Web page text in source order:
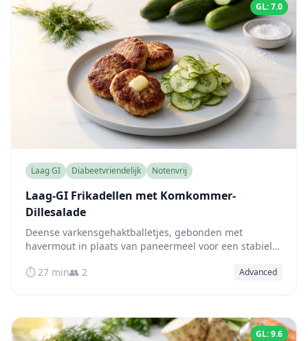
GL: 7.0
Laag GI Diabeetvriendelijk Notenvrij
Laag-GI Frikadellen met Komkommer-
Dillesalade
Deense varkensgehaktballetjes, gebonden met
havermout in plaats van paneermeel voor een stabiele
komkommer-dillesalade in een pittige azijndressing.
⏱️ 27 min👥 2 Advanced
GL: 9.6